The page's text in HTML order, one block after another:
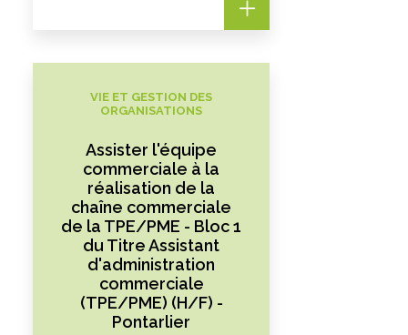
VIE ET GESTION DES
ORGANISATIONS
Assister l'équipe
commerciale à la
réalisation de la
chaîne commerciale
de la TPE/PME - Bloc 1
du Titre Assistant
d'administration
commerciale
(TPE/PME) (H/F) -
Pontarlier